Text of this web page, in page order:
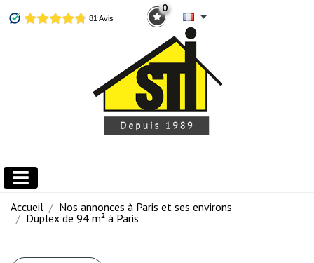
0
Accueil
Nos annonces à Paris et ses environs
Duplex de 94 m² à Paris